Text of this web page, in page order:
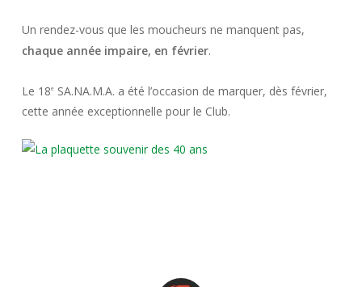
Un rendez-vous que les moucheurs ne manquent pas,
chaque année impaire, en février.
Le 18e
SA.NA.M.A. a été l’occasion de marquer, dès février,
cette année exceptionnelle pour le Club.